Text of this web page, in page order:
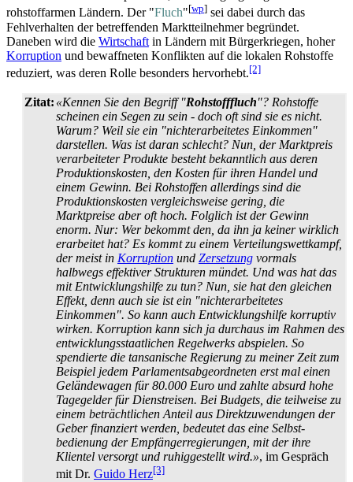
rohstoff­armen Ländern. Der "Fluch"[wp] sei dabei durch das
Fehlverhalten der betreffenden Markt­teilnehmer begründet.
Daneben wird die Wirtschaft in Ländern mit Bürgerkriegen, hoher
Korruption und bewaffneten Konflikten auf die lokalen Rohstoffe
reduziert, was deren Rolle besonders hervorhebt.[2]
Zitat: «Kennen Sie den Begriff "Rohstofffluch"? Rohstoffe
scheinen ein Segen zu sein - doch oft sind sie es nicht.
Warum? Weil sie ein "nicht­erarbeitetes Einkommen"
darstellen. Was ist daran schlecht? Nun, der Marktpreis
verarbeiteter Produkte besteht bekanntlich aus deren
Produktions­kosten, den Kosten für ihren Handel und
einem Gewinn. Bei Rohstoffen allerdings sind die
Produktions­kosten vergleichsweise gering, die
Marktpreise aber oft hoch. Folglich ist der Gewinn
enorm. Nur: Wer bekommt den, da ihn ja keiner wirklich
erarbeitet hat? Es kommt zu einem Verteilungs­wettkampf,
der meist in Korruption und Zersetzung vormals
halbwegs effektiver Strukturen mündet. Und was hat das
mit Entwicklungs­hilfe zu tun? Nun, sie hat den gleichen
Effekt, denn auch sie ist ein "nicht­erarbeitetes
Einkommen". So kann auch Entwicklungs­hilfe korruptiv
wirken. Korruption kann sich ja durchaus im Rahmen des
entwicklungs­staatlichen Regelwerks abspielen. So
spendierte die tansanische Regierung zu meiner Zeit zum
Beispiel jedem Parlaments­abgeordneten erst mal einen
Gelände­wagen für 80.000 Euro und zahlte absurd hohe
Tage­gelder für Dienst­reisen. Bei Budgets, die teilweise zu
einem beträchtlichen Anteil aus Direkt­zu­wendungen der
Geber finanziert werden, bedeutet das eine Selbst­
bedienung der Empfänger­regierungen, mit der ihre
Klientel versorgt und ruhiggestellt wird.», im Gespräch
mit Dr. Guido Herz[3]